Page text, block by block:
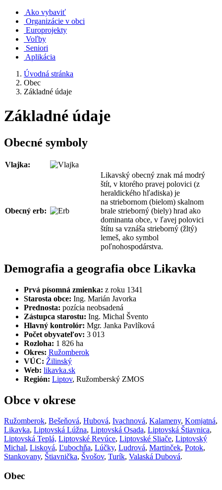
Ako vybaviť
Organizácie v obci
Europrojekty
Voľby
Seniori
Aplikácia
Úvodná stránka
Obec
Základné údaje
Základné údaje
Obecné symboly
Vlajka:
Obecný erb:
Likavský obecný znak má modrý
štít, v ktorého pravej polovici (z
heraldického hľadiska) je
na striebornom (bielom) skalnom
brale strieborný (biely) hrad ako
dominanta obce, v ľavej polovici
štítu sa vznáša strieborný (žltý)
lemeš, ako symbol
poľnohospodárstva.
Demografia a geografia obce Likavka
Prvá písomná zmienka: z roku 1341
Starosta obce: Ing. Marián Javorka
Prednosta: pozícia neobsadená
Zástupca starostu: Ing. Michal Švento
Hlavný kontrolór: Mgr. Janka Pavlíková
Počet obyvateľov: 3 013
Rozloha: 1 826 ha
Okres: Ružomberok
VÚC: Žilinský
Web: likavka.sk
Región: Liptov, Ružomberský ZMOS
Obce v okrese
Ružomberok, Bešeňová, Hubová, Ivachnová, Kalameny, Komjatná,
Likavka, Liptovská Lúžna, Liptovská Osada, Liptovská Štiavnica,
Liptovská Teplá, Liptovské Revúce, Liptovské Sliače, Liptovský
Michal, Lisková, Ľubochňa, Lúčky, Ludrová, Martinček, Potok,
Stankovany, Štiavnička, Švošov, Turík, Valaská Dubová.
Obec